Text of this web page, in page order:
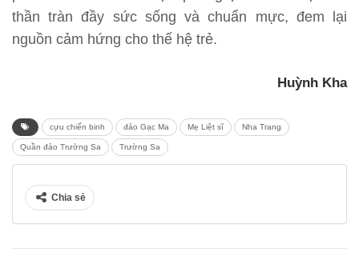
thần tràn đầy sức sống và chuẩn mực, đem lại
nguồn cảm hứng cho thế hệ trẻ.
Huỳnh Kha
cựu chiến binh đảo Gạc Ma Mẹ Liệt sĩ Nha Trang
Quần đảo Trường Sa Trường Sa
Chia sẻ